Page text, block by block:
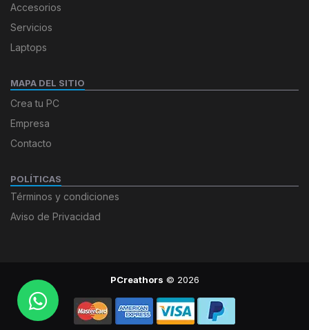
Accesorios
Servicios
Laptops
MAPA DEL SITIO
Crea tu PC
Empresa
Contacto
POLÍTICAS
Términos y condiciones
Aviso de Privacidad
PCreathors © 2026